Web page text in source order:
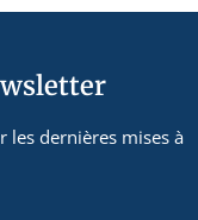
les dernières mises à